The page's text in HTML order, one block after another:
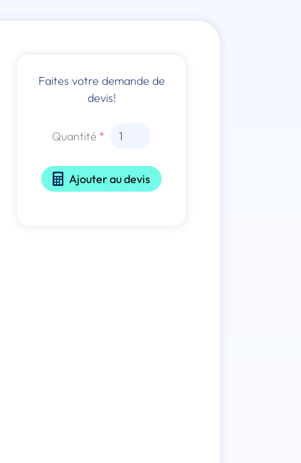
Faites votre demande de
devis!
Quantité
Ajouter au devis